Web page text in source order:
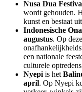
Nusa Dua
wordt gehouden.
kunst en bestaat
Indonesische
augustus. Op
een nationale
culturele
Nyepi is het
april. Op Nyepi